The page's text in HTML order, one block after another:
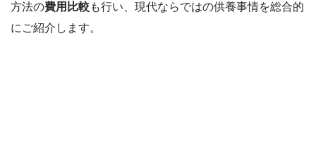
方法の費用比較も行い、現代ならではの供養事情を総合的
にご紹介します。